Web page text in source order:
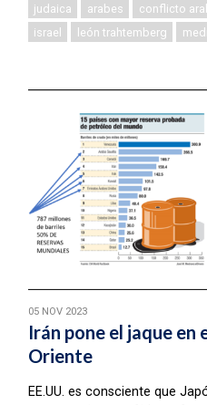
judaica arabes conflicto
israel
león trahtemberg
05 NOV 2023
Irán pone el jaque
Oriente
EE.UU. es consciente que